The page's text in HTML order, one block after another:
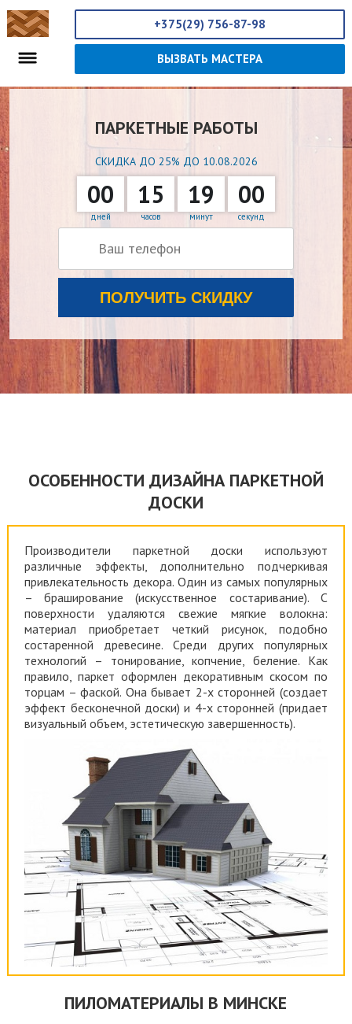
+375(29) 756-87-98
ВЫЗВАТЬ МАСТЕРА
ПАРКЕТНЫЕ РАБОТЫ
СКИДКА ДО 25% ДО 10.08.2026
00 15 18 59
дней часов минут секунд
ПОЛУЧИТЬ СКИДКУ
ОСОБЕННОСТИ ДИЗАЙНА ПАРКЕТНОЙ
ДОСКИ
Производители паркетной доски используют
различные эффекты, дополнительно подчеркивая
привлекательность декора. Один из самых популярных
– браширование (искусственное состаривание). С
поверхности удаляются свежие мягкие волокна:
материал приобретает четкий рисунок, подобно
состаренной древесине. Среди других популярных
технологий – тонирование, копчение, беление. Как
правило, паркет оформлен декоративным скосом по
торцам – фаской. Она бывает 2-х сторонней (создает
эффект бесконечной доски) и 4-х сторонней (придает
визуальный объем, эстетическую завершенность).
ПИЛОМАТЕРИАЛЫ В МИНСКЕ